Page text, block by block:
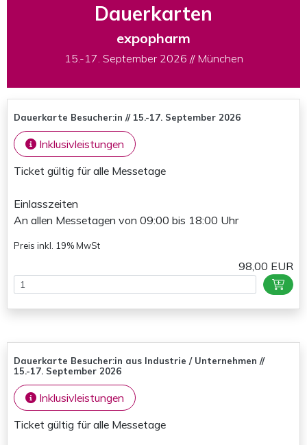
Dauerkarten
expopharm
15.-17. September 2026 // München
Dauerkarte Besucher:in // 15.-17. September 2026
Inklusivleistungen
Ticket gültig für alle Messetage
Einlasszeiten
An allen Messetagen von 09:00 bis 18:00 Uhr
Preis inkl. 19% MwSt
98,00 EUR
Dauerkarte Besucher:in aus Industrie / Unternehmen //
15.-17. September 2026
Inklusivleistungen
Ticket gültig für alle Messetage